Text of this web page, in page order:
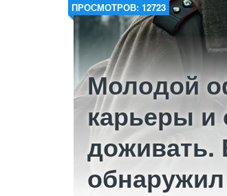
ПРОСМОТРОВ: 12723
Молодой
карьеры и
доживать.